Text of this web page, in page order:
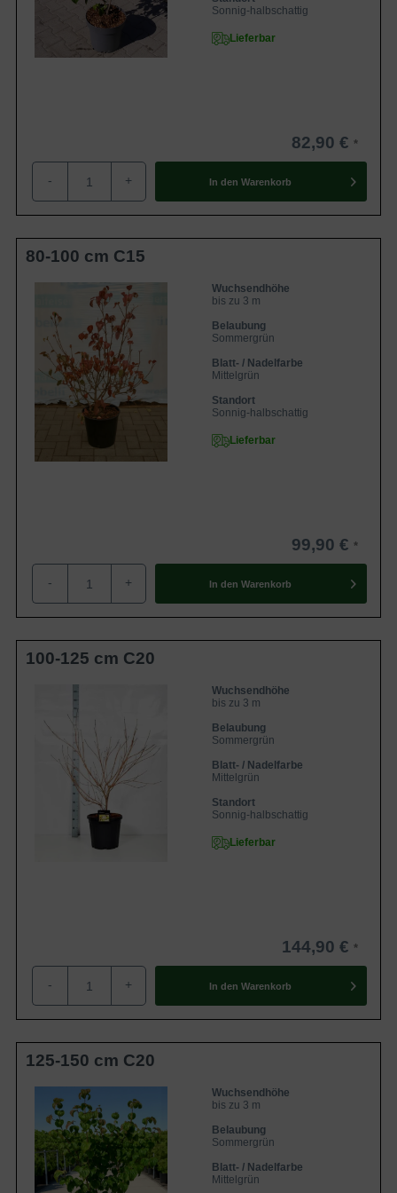
Sonnig-halbschattig
Lieferbar
82,90 €
- + In den Warenkorb
80-100 cm C15
Wuchsendhöhe
bis zu 3 m
Belaubung
Sommergrün
Blatt- / Nadelfarbe
Mittelgrün
Standort
Sonnig-halbschattig
Lieferbar
99,90 €
- + In den Warenkorb
100-125 cm C20
Wuchsendhöhe
bis zu 3 m
Belaubung
Sommergrün
Blatt- / Nadelfarbe
Mittelgrün
Standort
Sonnig-halbschattig
Lieferbar
144,90 €
- + In den Warenkorb
125-150 cm C20
Wuchsendhöhe
bis zu 3 m
Belaubung
Sommergrün
Blatt- / Nadelfarbe
Mittelgrün